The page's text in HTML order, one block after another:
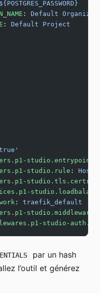
${POSTGRES_PASSWORD}
: Default
: Default Project
studio.entrypoints
studio.rule
:
: traefik_default
studio.middlewares
studio-
par un hash
l’outil et générez